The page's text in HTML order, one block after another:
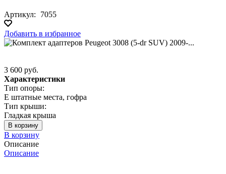
Артикул: 7055
Добавить в избранное
3 600 руб.
Характеристики
Тип опоры:
E штатные места, гофра
Тип крыши:
Гладкая крыша
В корзину
В корзину
Описание
Описание